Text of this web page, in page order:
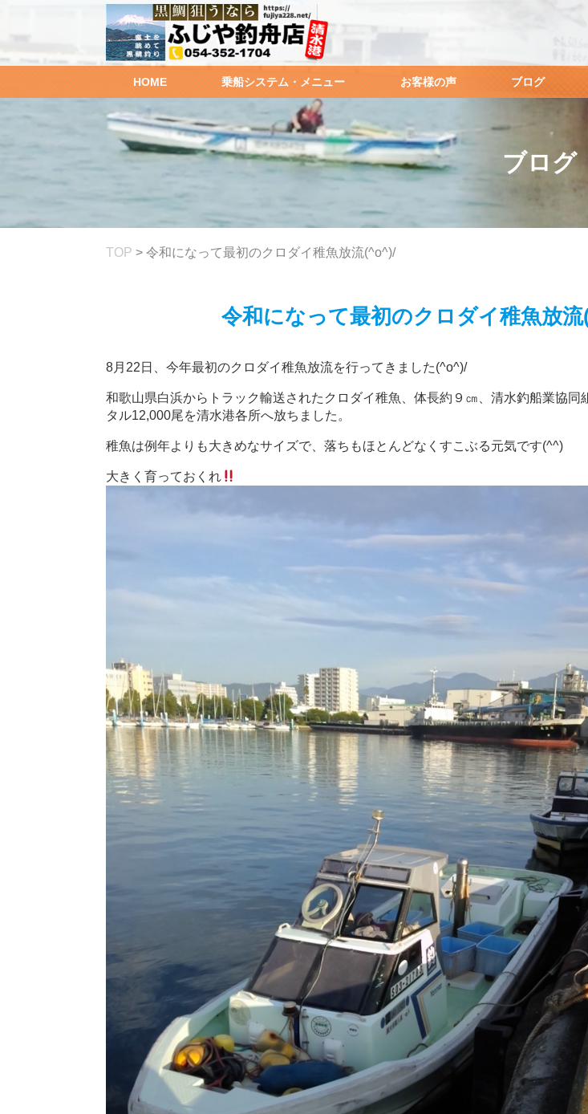
HOME 乗船システム・メニュー お客様の声 ブログ
ブログ
TOP > 令和になって最初のクロダイ稚魚放流(^o^)/
令和になって最初のクロダイ稚魚放
8月22日、今年最初のクロダイ稚魚放流を行ってきました(^o^)/
和歌山県白浜からトラック輸送されたクロダイ稚魚、体長約９㎝、清水釣船業協同
タル12,000尾を清水港各所へ放ちました。
稚魚は例年よりも大きめなサイズで、落ちもほとんどなくすこぶる元気です(^^)
大きく育っておくれ